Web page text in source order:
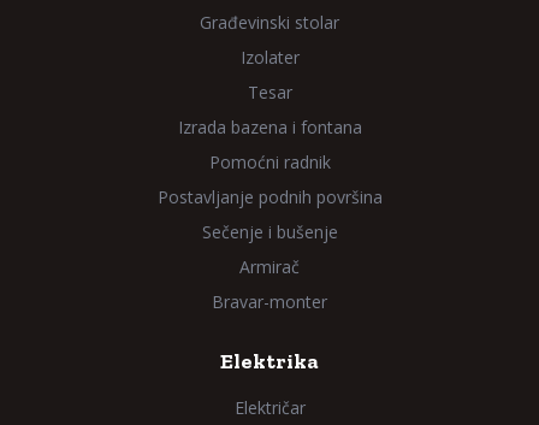
Građevinski stolar
Izolater
Tesar
Izrada bazena i fontana
Pomoćni radnik
Postavljanje podnih površina
Sečenje i bušenje
Armirač
Bravar-monter
Elektrika
Električar